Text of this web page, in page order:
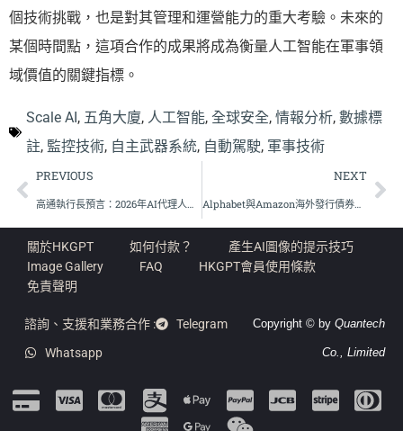
個技術挑戰，也是對其管理和運營能力的重大考驗。未來的
某個時間點，這項合作的成果將成為衡量人工智能在軍事領
域價值的關鍵指標。
Scale AI, 五角大廈, 人工智能, 全球安全, 情報分析, 數據標
註, 監控技術, 自主武器系統, 自動駕駛, 軍事技術
PREVIOUS NEXT
Alphabet與Amazon海外發行債券，加速AI基礎設施擴展
關於HKGPT 如何付款？
產生AI圖像的提示技巧
Image Gallery
FAQ
HKGPT會員使用條款
免責聲明
諮詢、支援和業務合作 :
Telegram
Whatsapp
Copyright © by Quantech
Co., Limited